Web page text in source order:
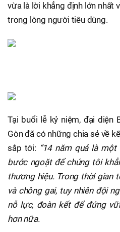
vừa là lời khẳng định lớn nhất
trong lòng người tiêu dùng.
Tại buổi lễ kỷ niệm, đại diện
Gòn đã có những chia sẻ về
sắp tới: “14 năm quả là
bước ngoặt để chúng tôi
thương hiệu. Trong thời gian
và chông gai, tuy nhiên đội
nỗ lực, đoàn kết để đứng
hơn nữa.